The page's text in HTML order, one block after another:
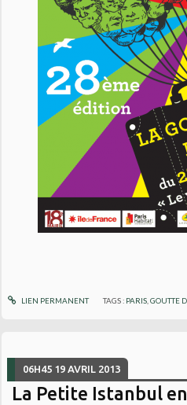
LIEN PERMANENT TAGS : PARIS, GOUTTE
06H45 19 AVRIL 2013
La Petite Istanbul